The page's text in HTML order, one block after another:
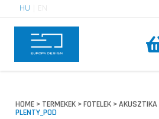
HU EN
HOME > TERMEKEK >FOTELEK >AKUSZTIKA
PLENTY_POD